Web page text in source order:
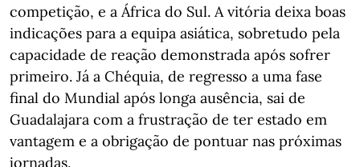
competição, e a África do Sul. A vitória deixa boas
indicações para a equipa asiática, sobretudo pela
capacidade de reação demonstrada após sofrer
primeiro. Já a Chéquia, de regresso a uma fase
final do Mundial após longa ausência, sai de
Guadalajara com a frustração de ter estado em
vantagem e a obrigação de pontuar nas próximas
jornadas.